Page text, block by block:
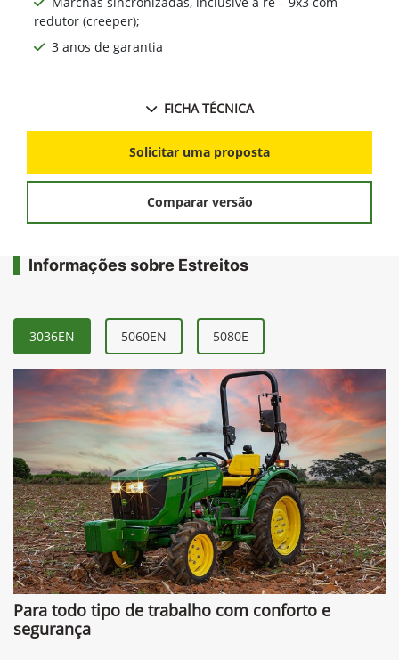
redutor (creeper);
3 anos de garantia
FICHA TÉCNICA
Solicitar uma proposta
Comparar versão
Informações sobre Estreitos
3036EN 5060EN 5080E
Para todo tipo de trabalho com conforto e
segurança